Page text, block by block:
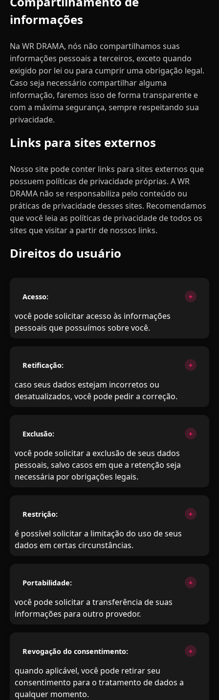
informações
Na WR DRAMA, nós não compartilhamos suas
informações pessoais a terceiros, exceto quando
exigido por lei ou para cumprir uma obrigação legal.
Caso seja necessário compartilhar alguma
informação, faremos isso de forma transparente e
com a máxima segurança, sempre respeitando sua
privacidade.
Links para sites externos
Nosso site pode conter links para sites externos que
possuem políticas de privacidade próprias. A WR
DRAMA não se responsabiliza pelo conteúdo ou
práticas de privacidade desses sites. Recomendamos
que você leia as políticas de privacidade de todos os
sites que visitar a partir de nossos links.
Direitos do usuário
Acesso:
você pode solicitar acesso às informações
pessoais que possuímos sobre você.
Retificação:
caso seus dados estejam incorretos ou
desatualizados, você pode pedir a correção.
Exclusão:
você pode solicitar a exclusão de seus dados
pessoais, salvo casos em que a retenção seja
necessária por obrigações legais.
Restrição:
é possível solicitar a limitação do uso de seus
dados em certas circunstâncias.
Portabilidade:
você pode solicitar a transferência de suas
informações para outro provedor.
Revogação do consentimento:
quando aplicável, você pode retirar seu
consentimento para o tratamento de dados a
qualquer momento.